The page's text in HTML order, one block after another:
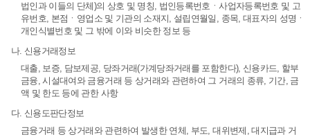
법인과 이들의 단체)의 상호 및 명칭, 법인등록번호ㆍ사업자등록번호 및 고
유번호, 본점ㆍ영업소 및 기관의 소재지, 설립연월일, 종목, 대표자의 성명ㆍ
개인식별번호 및 그 밖에 이와 비슷한 정보 등
나. 신용거래정보
대출, 보증, 담보제공, 당좌거래(가계당좌거래를 포함한다), 신용카드, 할부
금융, 시설대여와 금융거래 등 상거래와 관련하여 그 거래의 종류, 기간, 금
액 및 한도 등에 관한 사항
다. 신용도판단정보
금융거래 등 상거래와 관련하여 발생한 연체, 부도, 대위변제, 대지급과 거